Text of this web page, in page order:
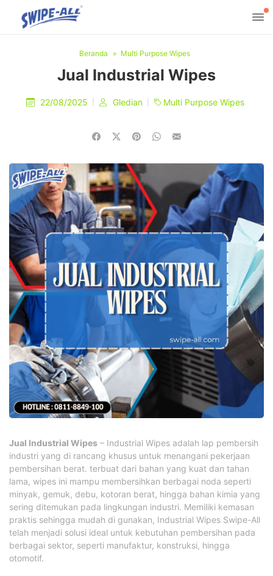
Beranda Multi Purpose Wipes
Jual Industrial Wipes
22/08/2025 Gledian Multi Purpose Wipes
Jual Industrial Wipes – Industrial Wipes adalah lap pembersih
industri yang di rancang khusus untuk menangani pekerjaan
pembersihan berat. terbuat dari bahan yang kuat dan tahan
lama, wipes ini mampu membersihkan berbagai noda seperti
minyak, gemuk, debu, kotoran berat, hingga bahan kimia yang
sering ditemukan pada lingkungan industri. Memiliki kemasan
praktis sehingga mudah di gunakan, Industrial Wipes Swipe-All
telah menjadi solusi ideal untuk kebutuhan pembersihan pada
berbagai sektor, seperti manufaktur, konstruksi, hingga
otomotif.